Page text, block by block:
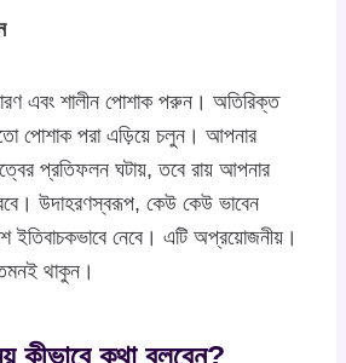
এবং শালীন পোশাক পরুন। অতিরিক্ত
পোশাক পরা এড়িয়ে চলুন। আপনার
প্রতিফলন ঘটায়, তবে রায় আপনার
উদাহরণস্বরূপ, কেউ কেউ ভাবেন
ইতিবাচকভাবে নেবে। এটি অপ্রয়োজনীয়।
থাকুন।
কীভাবে কথা বলবেন?